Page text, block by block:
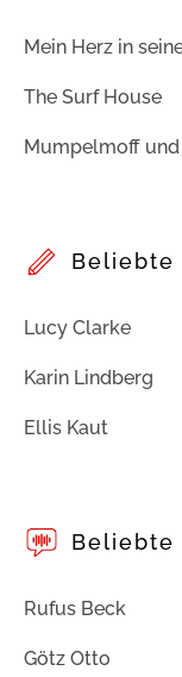
Mein Herz in
The Surf House
Mumpelmoff
Beliebte
Lucy Clarke
Karin Lindberg
Ellis Kaut
Beliebte
Rufus Beck
Götz Otto